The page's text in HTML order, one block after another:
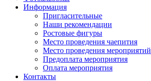
Информация
Пригласительные
Наши рекомендации
Ростовые фигуры
Место проведения чаепития
Место проведения мероприятий
Предоплата мероприятия
Оплата мероприятия
Контакты